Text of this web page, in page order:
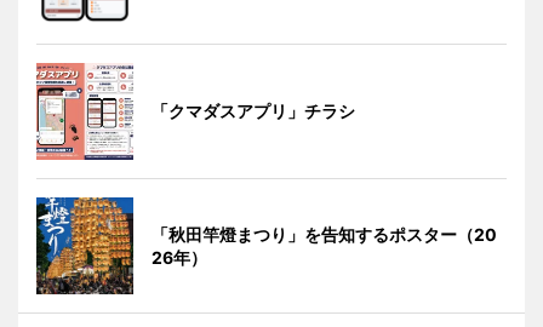
「クマダスアプリ」チラシ
「秋田竿燈まつり」を告知するポスター（20
26年）